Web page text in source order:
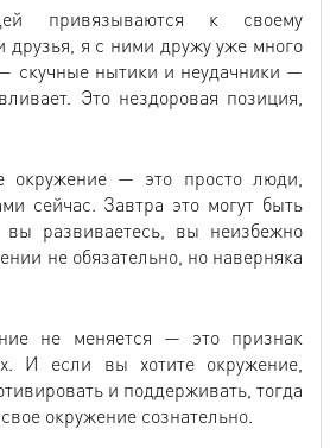
привязываются к своему
друзья, я с ними дружу уже много
скучные нытики и неудачники —
Это нездоровая позиция,
окружение — это просто люди,
сейчас. Завтра это могут быть
развиваетесь, вы неизбежно
не обязательно, но наверняка
не меняется — это признак
И если вы хотите окружение,
и поддерживать, тогда
окружение сознательно.